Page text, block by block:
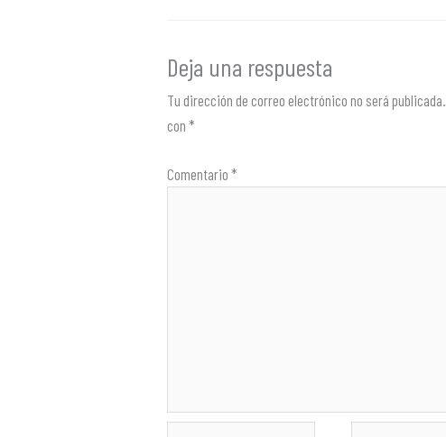
Deja una respuesta
Tu dirección de correo electrónico no será publicada.
con *
Comentario *